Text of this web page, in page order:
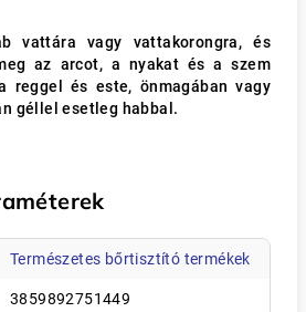
vattára vagy vattakorongra, és
az arcot, a nyakat és a szem
reggel és este, önmagában vagy
géllel esetleg habbal.
Természetes bőrtisztító termékek
3859892751449